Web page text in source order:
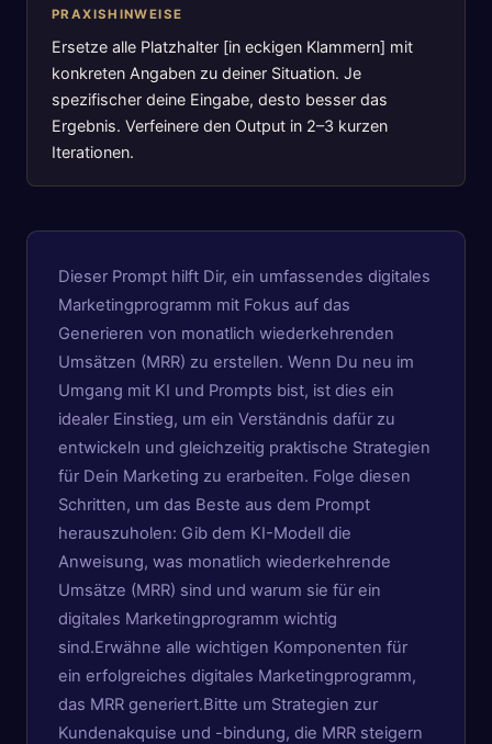
PRAXISHINWEISE
Ersetze alle Platzhalter [in eckigen Klammern] mit
konkreten Angaben zu deiner Situation. Je
spezifischer deine Eingabe, desto besser das
Ergebnis. Verfeinere den Output in 2–3 kurzen
Iterationen.
Dieser Prompt hilft Dir, ein umfassendes digitales
Marketingprogramm mit Fokus auf das
Generieren von monatlich wiederkehrenden
Umsätzen (MRR) zu erstellen. Wenn Du neu im
Umgang mit KI und Prompts bist, ist dies ein
idealer Einstieg, um ein Verständnis dafür zu
entwickeln und gleichzeitig praktische Strategien
für Dein Marketing zu erarbeiten. Folge diesen
Schritten, um das Beste aus dem Prompt
herauszuholen: Gib dem KI-Modell die
Anweisung, was monatlich wiederkehrende
Umsätze (MRR) sind und warum sie für ein
digitales Marketingprogramm wichtig
sind.Erwähne alle wichtigen Komponenten für
ein erfolgreiches digitales Marketingprogramm,
das MRR generiert.Bitte um Strategien zur
Kundenakquise und -bindung, die MRR steigern